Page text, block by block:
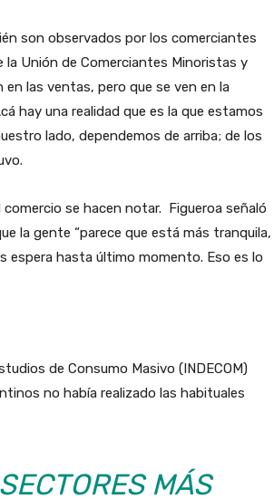
son observados por los comerciantes
Unión de Comerciantes Minoristas y
las ventas, pero que se ven en la
hay una realidad que es la que estamos
lado, dependemos de arriba; de los
se hacen notar. Figueroa señaló
la gente “parece que está más tranquila,
espera hasta último momento. Eso es lo
de Consumo Masivo (INDECOM)
no había realizado las habituales
MÁS